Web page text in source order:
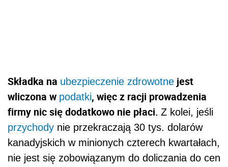
Składka na ubezpieczenie zdrowotne jest
wliczona w podatki, więc z racji prowadzenia
firmy nic się dodatkowo nie płaci. Z kolei, jeśli
przychody nie przekraczają 30 tys. dolarów
kanadyjskich w minionych czterech kwartałach,
nie jest się zobowiązanym do doliczania do cen